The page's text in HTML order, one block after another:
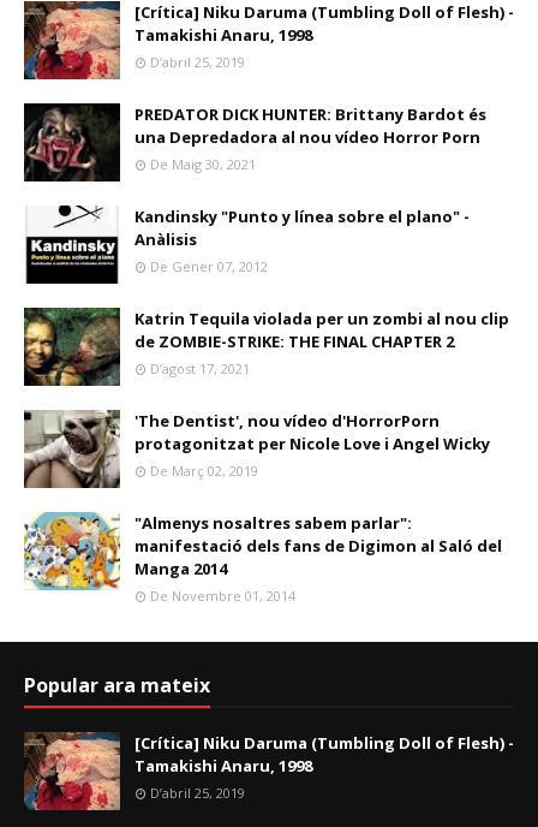
[Crítica] Niku Daruma (Tumbling Doll of Flesh) -
Tamakishi Anaru, 1998
D’abril 25, 2019
PREDATOR DICK HUNTER: Brittany Bardot és
una Depredadora al nou vídeo Horror Porn
De Maig 30, 2021
Kandinsky "Punto y línea sobre el plano" -
Anàlisis
De Gener 07, 2012
Katrin Tequila violada per un zombi al nou clip
de ZOMBIE-STRIKE: THE FINAL CHAPTER 2
D’agost 17, 2021
'The Dentist', nou vídeo d'HorrorPorn
protagonitzat per Nicole Love i Angel Wicky
De Març 02, 2019
"Almenys nosaltres sabem parlar":
manifestació dels fans de Digimon al Saló del
Manga 2014
De Novembre 01, 2014
Popular ara mateix
[Crítica] Niku Daruma (Tumbling Doll of Flesh) -
Tamakishi Anaru, 1998
D’abril 25, 2019